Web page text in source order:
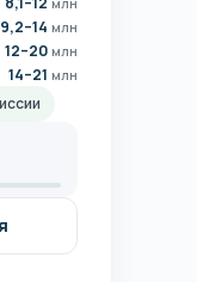
9,2–14 млн
12–20 млн
14–21 млн